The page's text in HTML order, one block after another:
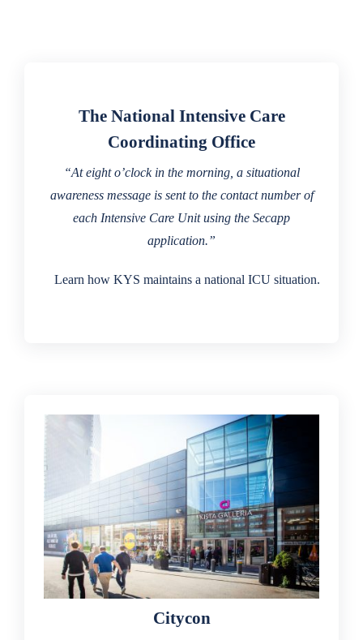
The National Intensive Care
Coordinating Office
“At eight o’clock in the morning, a situational
awareness message is sent to the contact number of
each Intensive Care Unit using the Secapp
application.”
Learn how KYS maintains a national ICU situation.
Citycon